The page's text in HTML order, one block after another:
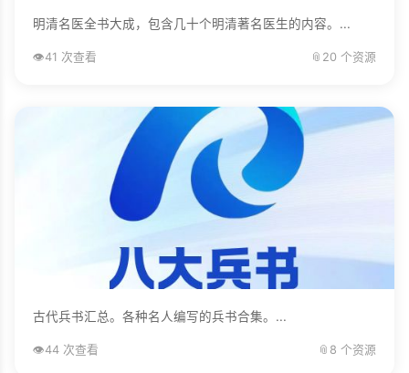
明清名医全书大成，包含几十个明清著名医生的内容。...
👁️41 次查看 📎 20 个资源
古代兵书汇总。各种名人编写的兵书合集。...
👁️44 次查看 📎 8 个资源